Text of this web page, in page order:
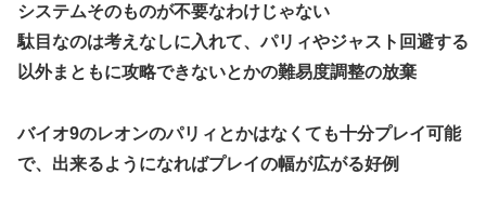
システムそのものが不要なわけじゃない
駄目なのは考えなしに入れて、パリィやジャスト回避する
以外まともに攻略できないとかの難易度調整の放棄
バイオ9のレオンのパリィとかはなくても十分プレイ可能
で、出来るようになればプレイの幅が広がる好例